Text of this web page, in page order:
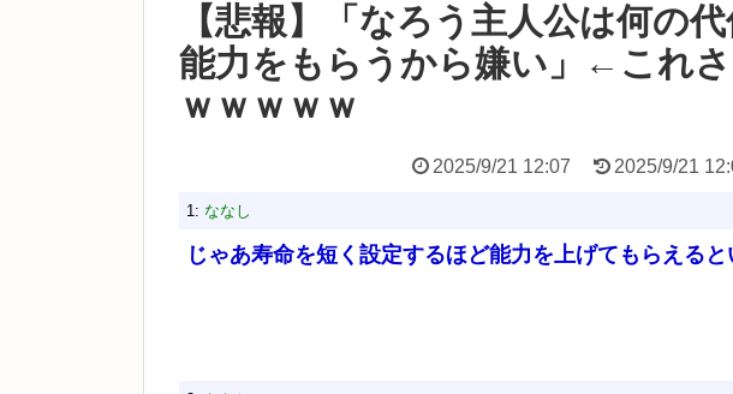
【悲報】「なろう主人公は何の
能力をもらうから嫌い」←これ
ｗｗｗｗｗ
2025/9/21 12:07 2025/9/21
1: ななし
じゃあ寿命を短く設定するほど能力を上げてもらえる